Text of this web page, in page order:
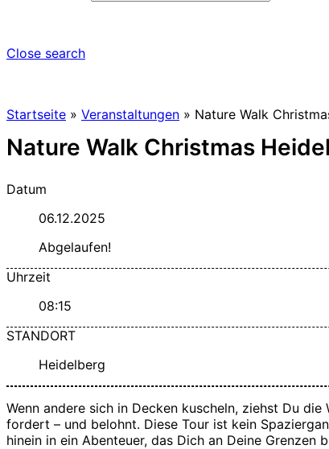
Close search
Startseite » Veranstaltungen » Nature Walk
Nature Walk Christmas
Datum
06.12.2025
Abgelaufen!
Uhrzeit
08:15
STANDORT
Heidelberg
Wenn andere sich in Decken kuscheln, ziehst Du
fordert – und belohnt. Diese Tour ist kein
hinein in ein Abenteuer, das Dich an Deine Grenzen